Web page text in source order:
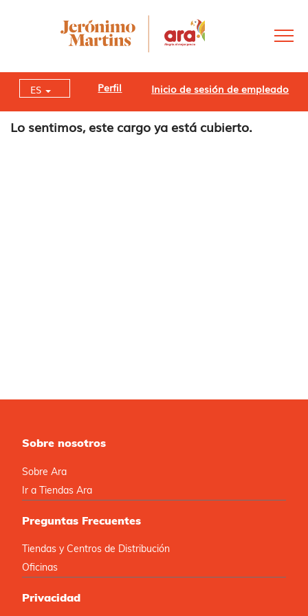
ES Perfil Inicio de sesión de empleado
Lo sentimos, este cargo ya está cubierto.
Sobre nosotros
Sobre Ara
Ir a Tiendas Ara
Preguntas Frecuentes
Tiendas y Centros de Distribución
Oficinas
Privacidad